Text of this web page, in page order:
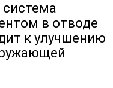
система
в отводе
к улучшению